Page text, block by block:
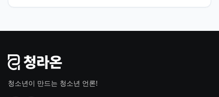
청소년이 만드는 청소년 언론!